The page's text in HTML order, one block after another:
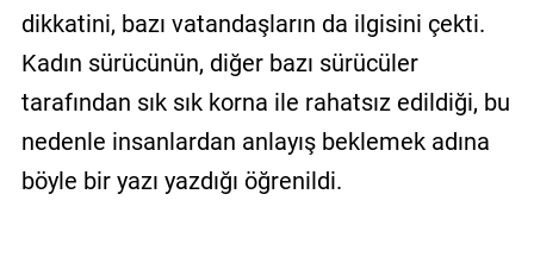
dikkatini, bazı vatandaşların da ilgisini çekti.
Kadın sürücünün, diğer bazı sürücüler
tarafından sık sık korna ile rahatsız edildiği, bu
nedenle insanlardan anlayış beklemek adına
böyle bir yazı yazdığı öğrenildi.